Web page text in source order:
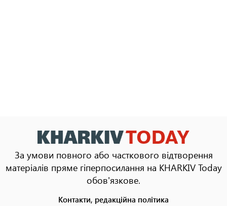
За умови повного або часткового відтворення
матеріалів пряме гіперпосилання на KHARKIV Today
обов'язкове.
Контакти, редакційна політика